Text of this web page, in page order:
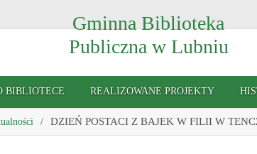
Gminna Biblioteka
Publiczna w Lubniu
BIBLIOTECE REALIZOWANE PROJEKTY
DZIEŃ POSTACI Z BAJEK W FILII W